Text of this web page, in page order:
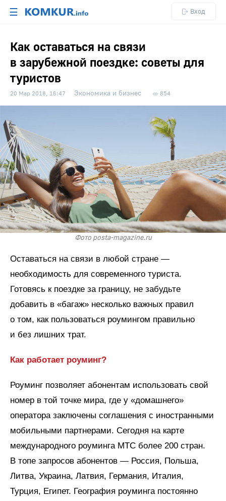
☰ Вход
Как оставаться на связи
в зарубежной поездке: советы для
туристов
20 Мар 2018, 16:47 Экономика и бизнес 854
Фото posta-magazine.ru
Оставаться на связи в любой стране —
необходимость для современного туриста.
Готовясь к поездке за границу, не забудьте
добавить в «багаж» несколько важных правил
о том, как пользоваться роумингом правильно
и без лишних трат.
Как работает роуминг?
Роуминг позволяет абонентам использовать свой
номер в той точке мира, где у «домашнего»
оператора заключены соглашения с иностранными
мобильными партнерами. Сегодня на карте
международного роуминга МТС более 200 стран.
В топе запросов абонентов — Россия, Польша,
Литва, Украина, Латвия, Германия, Италия,
Турция, Египет. География роуминга постоянно